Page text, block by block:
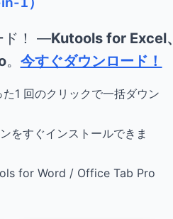
ド！ ―Kutools for Excel、
。 今すぐダウンロード！
1 回のクリックで一括ダウン
をすぐインストールできま
for Word / Office Tab Pro